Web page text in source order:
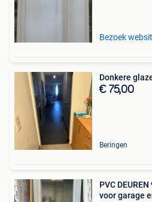
Bezoek
Donkere
€ 75,00
Beringen
PVC
voor garage